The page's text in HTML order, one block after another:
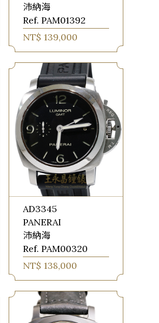
沛納海
Ref. PAM01392
NT$ 139,000
AD3345
PANERAI
沛納海
Ref. PAM00320
NT$ 138,000